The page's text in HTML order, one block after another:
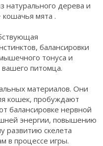
натурального дерева и
кошачья мята .
балансировки
тонуса и
питомца.
материалов. Они
кошек, пробуждают
балансировке нервной
энергии, повышению
развитию скелета
в процессе игры.